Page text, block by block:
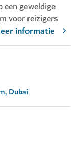
geweldige
voor reizigers
informatie
Dubai